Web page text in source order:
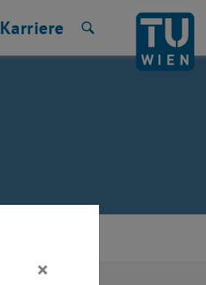
Karriere
×